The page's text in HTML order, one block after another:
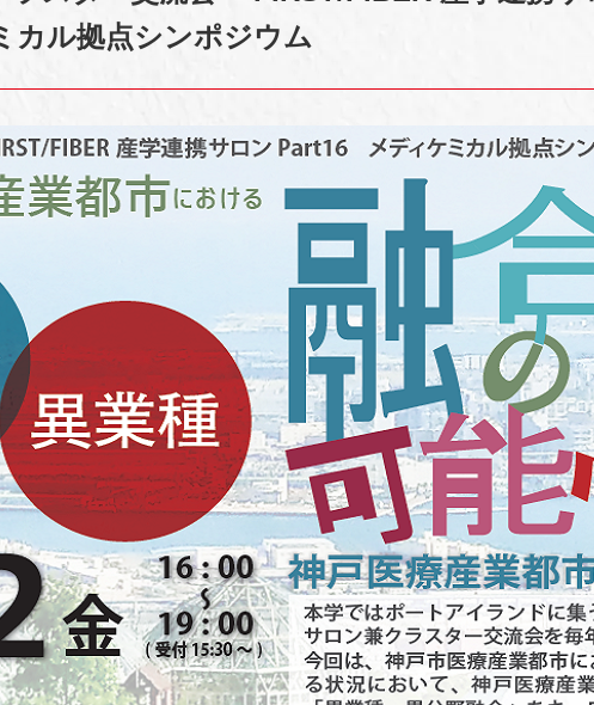
カル拠点シンポジウム